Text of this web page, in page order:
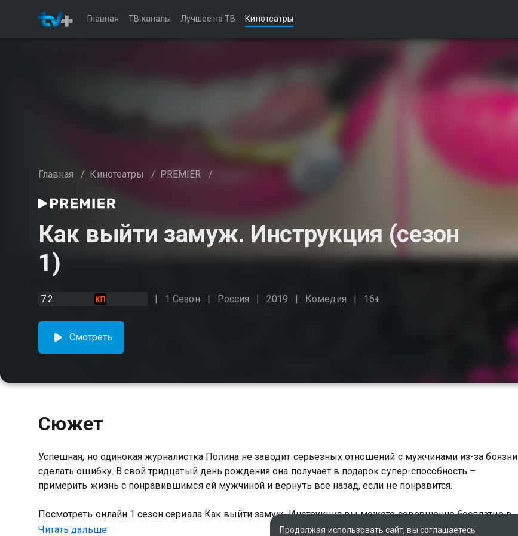
Главная ТВ каналы Лучшее на ТВ Кинотеатры
Главная / Кинотеатры / PREMIER /
Как выйти замуж. Инструкция (сезон
1)
7.2 1 Сезон Россия 2019 Комедия 16+
Смотреть
Сюжет
Успешная, но одинокая журналистка Полина не заводит серьезных отношений с мужчинами из-за боязни
сделать ошибку. В свой тридцатый день рождения она получает в подарок супер-способность –
примерить жизнь с понравившимся ей мужчиной и вернуть все назад, если не понравится.
Посмотреть онлайн 1 сезон сериала Как выйти замуж. Инструкция вы можете совершенно бесплатно в
хорошем HD качестве на Казахтелеком
Читать дальше Продолжая использовать сайт, вы соглашаетесь